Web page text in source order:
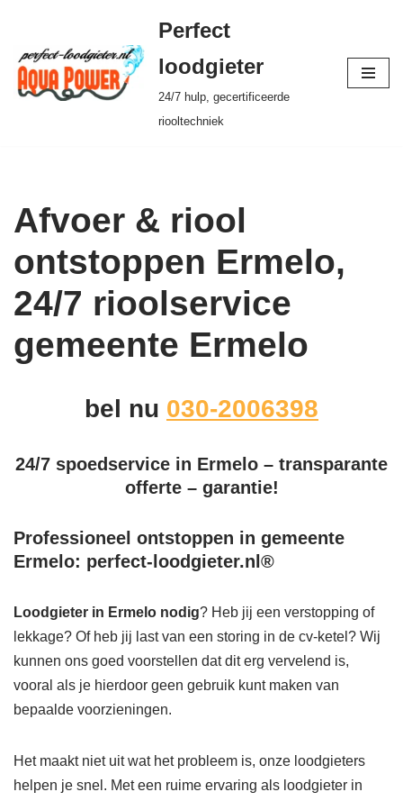
Ga
naar
de
Perfect
loodgieter
24/7 hulp, gecertificeerde
riooltechniek
Afvoer & riool
ontstoppen Ermelo,
24/7 rioolservice
gemeente Ermelo
bel nu 030-2006398
24/7 spoedservice in Ermelo – transparante
offerte – garantie!
Professioneel ontstoppen in gemeente
Ermelo: perfect-loodgieter.nl®
Loodgieter in Ermelo nodig? Heb jij een verstopping of
lekkage? Of heb jij last van een storing in de cv-ketel? Wij
kunnen ons goed voorstellen dat dit erg vervelend is,
vooral als je hierdoor geen gebruik kunt maken van
bepaalde voorzieningen.
Het maakt niet uit wat het probleem is, onze loodgieters
helpen je snel. Met een ruime ervaring als loodgieter in